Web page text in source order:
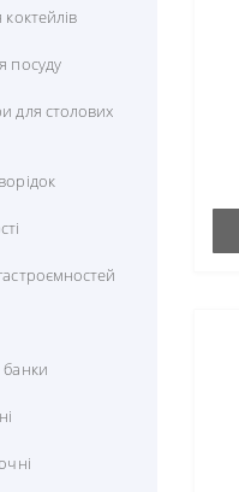
посуду
для столових